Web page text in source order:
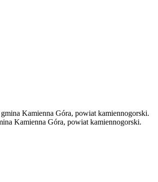
Kamienna Góra, powiat kamiennogorski.